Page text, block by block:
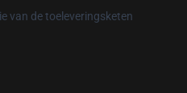
van de toeleveringsketen